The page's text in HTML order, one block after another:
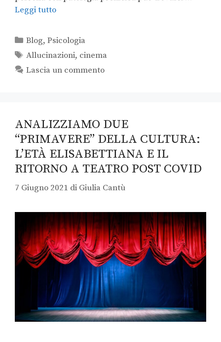
Leggi tutto
Blog,Psicologia
Allucinazioni, cinema
Lascia un commento
ANALIZZIAMO DUE
“PRIMAVERE” DELLA CULTURA:
L’ETÀ ELISABETTIANA E IL
RITORNO A TEATRO POST COVID
7 Giugno 2021 di Giulia Cantù